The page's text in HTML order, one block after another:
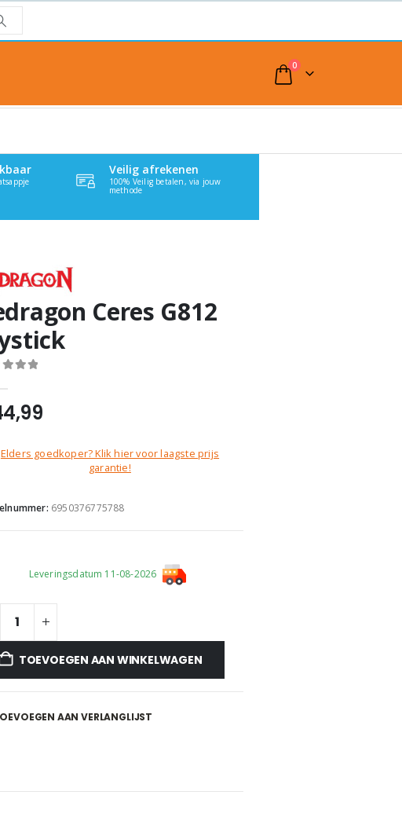
0
Veilig afrekenen
100% Veilig betalen, via jouw
methode
Ceres G812
Elders goedkoper? Klik hier voor laagste prijs
garantie!
6950376775788
Leveringsdatum 11-08-2026
TOEVOEGEN AAN WINKELWAGEN
AAN VERLANGLIJST